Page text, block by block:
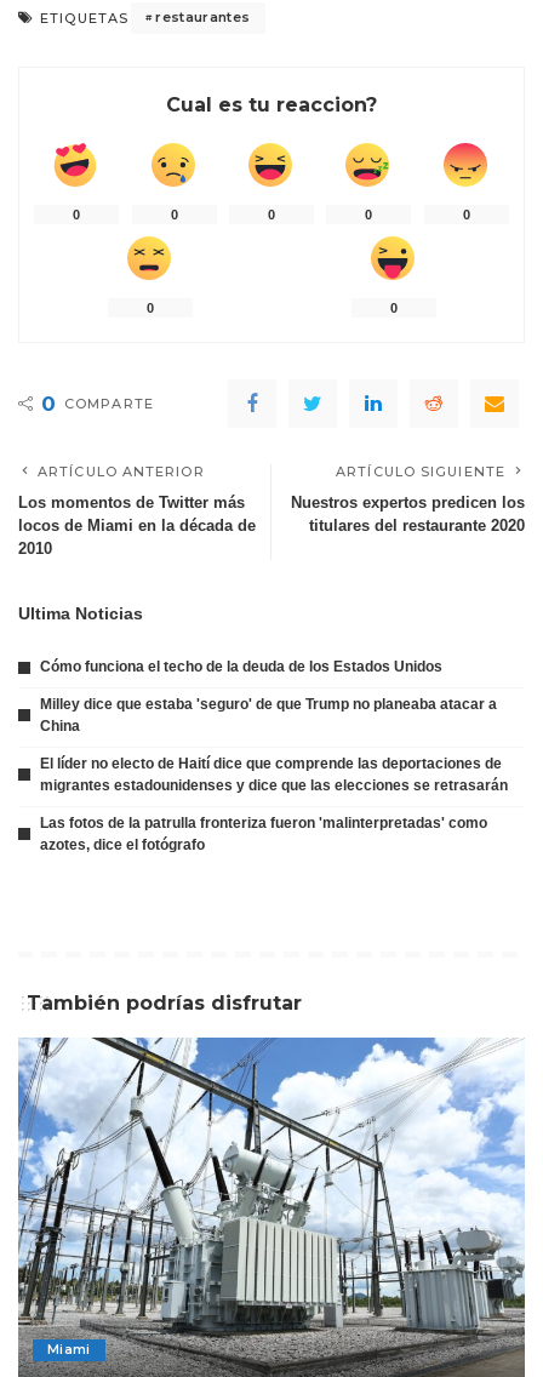
ETIQUETAS restaurantes
Cual es tu reaccion?
0 0 0 0 0
0 0
0 COMPARTE
ARTÍCULO ANTERIOR
Los momentos de Twitter más
locos de Miami en la década de
2010
ARTÍCULO SIGUIENTE
Nuestros expertos predicen los
titulares del restaurante 2020
Ultima Noticias
Cómo funciona el techo de la deuda de los Estados Unidos
Milley dice que estaba 'seguro' de que Trump no planeaba atacar a
China
El líder no electo de Haití dice que comprende las deportaciones de
migrantes estadounidenses y dice que las elecciones se retrasarán
Las fotos de la patrulla fronteriza fueron 'malinterpretadas' como
azotes, dice el fotógrafo
También podrías disfrutar
Miami